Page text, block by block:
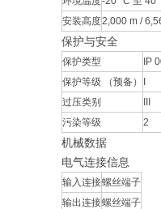
安装高度2,000 m /
保护与安全
保护类型
IP
保护等级 （预备）
过压类别
污染等级
2
机械数据
电气连接信息
输入连接螺丝端子
输出连接螺丝端子